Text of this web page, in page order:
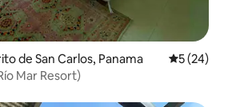
de San Carlos, Panama Średnia
5 (24)
Mar Resort)